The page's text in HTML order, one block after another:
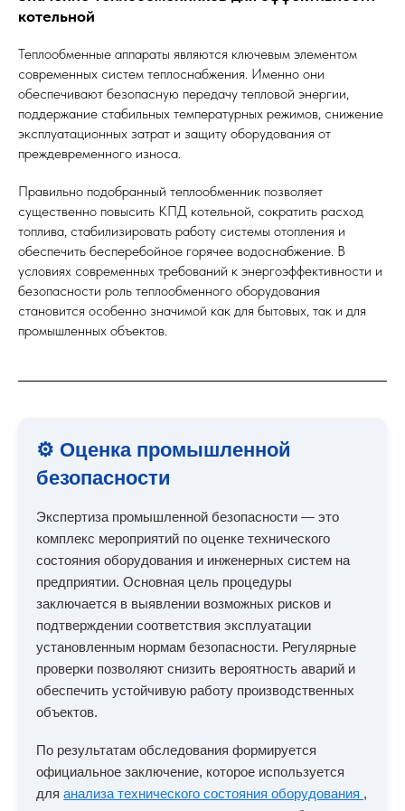
котельной
Теплообменные аппараты являются ключевым элементом
современных систем теплоснабжения. Именно они
обеспечивают безопасную передачу тепловой энергии,
поддержание стабильных температурных режимов, снижение
эксплуатационных затрат и защиту оборудования от
преждевременного износа.
Правильно подобранный теплообменник позволяет
существенно повысить КПД котельной, сократить расход
топлива, стабилизировать работу системы отопления и
обеспечить бесперебойное горячее водоснабжение. В
условиях современных требований к энергоэффективности и
безопасности роль теплообменного оборудования
становится особенно значимой как для бытовых, так и для
промышленных объектов.
⚙️ Оценка промышленной
безопасности
Экспертиза промышленной безопасности — это
комплекс мероприятий по оценке технического
состояния оборудования и инженерных систем на
предприятии. Основная цель процедуры
заключается в выявлении возможных рисков и
подтверждении соответствия эксплуатации
установленным нормам безопасности. Регулярные
проверки позволяют снизить вероятность аварий и
обеспечить устойчивую работу производственных
объектов.
По результатам обследования формируется
официальное заключение, которое используется
для анализа технического состояния оборудования ,